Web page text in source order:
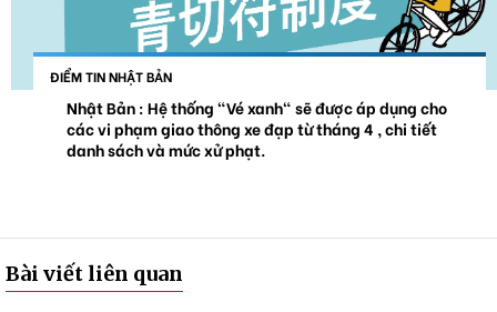
ĐIỂM TIN NHẬT BẢN
Nhật Bản : Hệ thống "Vé xanh" sẽ được áp dụng cho
các vi phạm giao thông xe đạp từ tháng 4 , chi tiết
danh sách và mức xử phạt.
Bài viết liên quan